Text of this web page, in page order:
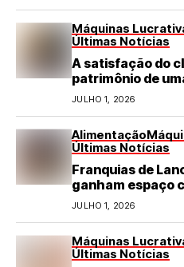
Máquinas
Últimas Notícias
A satisfação do
patrimônio de
JULHO 1, 2026
Alimentação
Últimas Notícias
Franquias de
ganham espaço
refeições rápidas
JULHO 1, 2026
Máquinas
Últimas Notícias